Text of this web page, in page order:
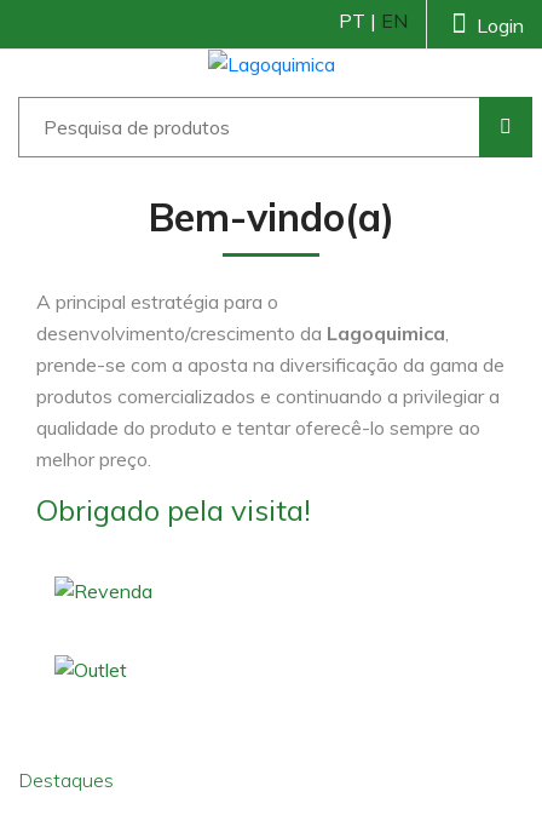
Login
PT | EN
Bem-vindo(a)
A principal estratégia para o
desenvolvimento/crescimento da Lagoquimica,
prende-se com a aposta na diversificação da gama de
produtos comercializados e continuando a privilegiar a
qualidade do produto e tentar oferecê-lo sempre ao
melhor preço.
Obrigado pela visita!
Destaques